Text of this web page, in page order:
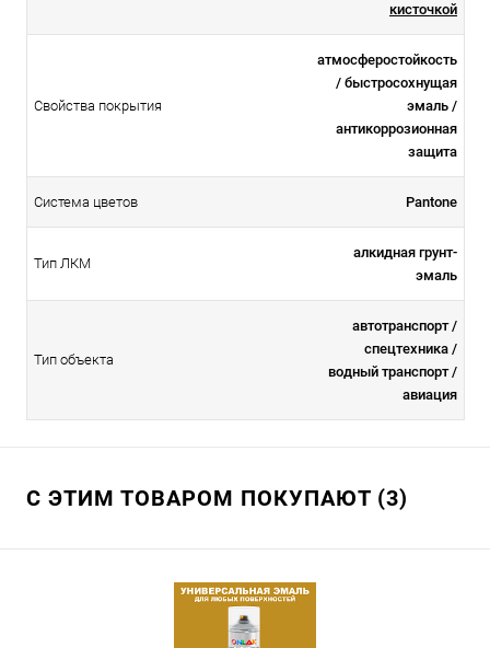
кисточкой
Свойства покрытия
атмосферостойкоcть
/ быстросохнущая
эмаль /
антикоррозионная
защита
Система цветов Pantone
Тип ЛКМ
алкидная грунт-
эмаль
Тип объекта
автотранспорт /
спецтехника /
водный транспорт /
авиация
С ЭТИМ ТОВАРОМ ПОКУПАЮТ (3)